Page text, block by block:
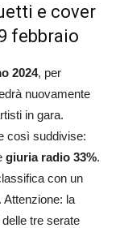
e cover
febbraio
2024, per
nuovamente
in gara.
così suddivise:
giuria radio 33%.
con un
Attenzione: la
tre serate